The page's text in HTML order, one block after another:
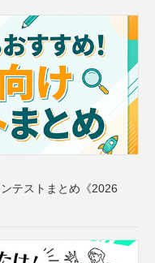
テストまとめ《2026